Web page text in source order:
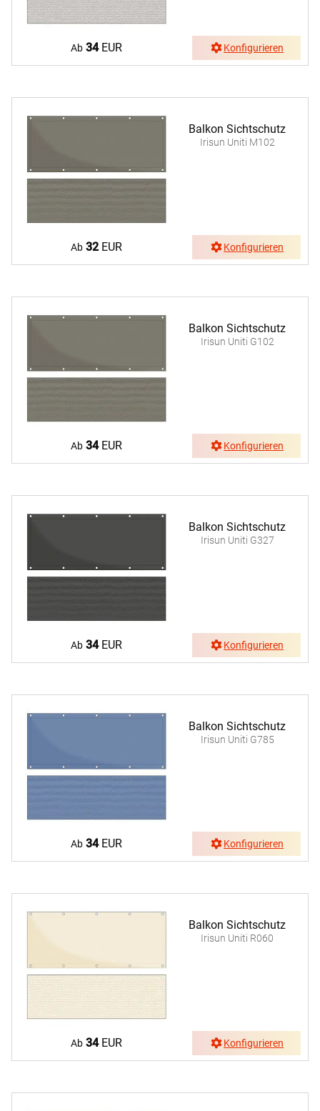
Ab 34EUR Konfigurieren
Balkon Sichtschutz
Irisun Uniti M102
Ab 32EUR Konfigurieren
Balkon Sichtschutz
Irisun Uniti G102
Ab 34EUR Konfigurieren
Balkon Sichtschutz
Irisun Uniti G327
Ab 34EUR Konfigurieren
Balkon Sichtschutz
Irisun Uniti G785
Ab 34EUR Konfigurieren
Balkon Sichtschutz
Irisun Uniti R060
Ab 34EUR Konfigurieren